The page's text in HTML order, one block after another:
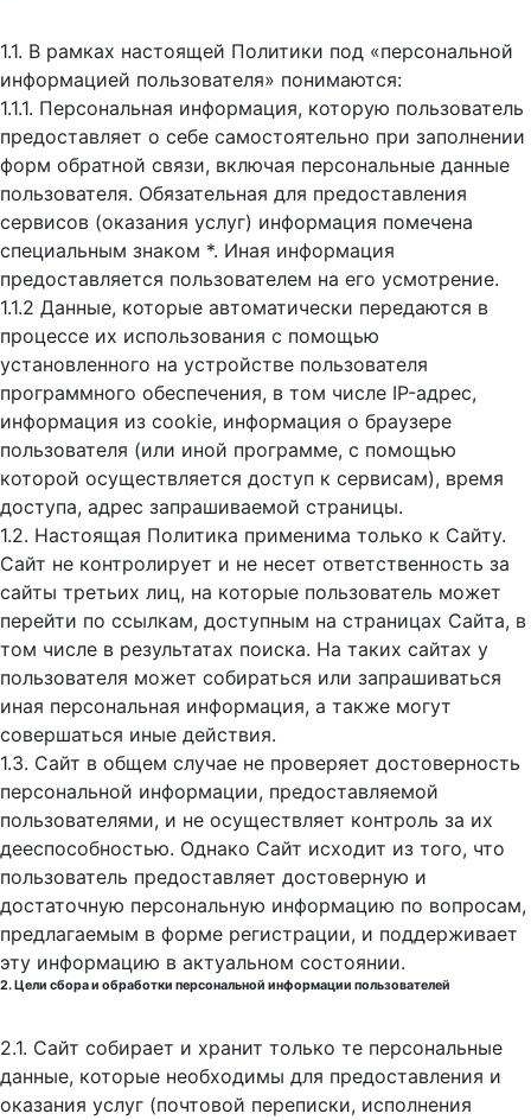
1.1. В рамках настоящей Политики под «персональной
информацией пользователя» понимаются:
1.1.1. Персональная информация, которую пользователь
предоставляет о себе самостоятельно при заполнении
форм обратной связи, включая персональные данные
пользователя. Обязательная для предоставления
сервисов (оказания услуг) информация помечена
специальным знаком *. Иная информация
предоставляется пользователем на его усмотрение.
1.1.2 Данные, которые автоматически передаются в
процессе их использования с помощью
установленного на устройстве пользователя
программного обеспечения, в том числе IP-адрес,
информация из cookie, информация о браузере
пользователя (или иной программе, с помощью
которой осуществляется доступ к cервисам), время
доступа, адрес запрашиваемой страницы.
1.2. Настоящая Политика применима только к Сайту.
Сайт не контролирует и не несет ответственность за
сайты третьих лиц, на которые пользователь может
перейти по ссылкам, доступным на страницах Сайта, в
том числе в результатах поиска. На таких сайтах у
пользователя может собираться или запрашиваться
иная персональная информация, а также могут
совершаться иные действия.
1.3. Сайт в общем случае не проверяет достоверность
персональной информации, предоставляемой
пользователями, и не осуществляет контроль за их
дееспособностью. Однако Сайт исходит из того, что
пользователь предоставляет достоверную и
достаточную персональную информацию по вопросам,
предлагаемым в форме регистрации, и поддерживает
эту информацию в актуальном состоянии.
2. Цели сбора и обработки персональной информации пользователей
2.1. Сайт собирает и хранит только те персональные
данные, которые необходимы для предоставления и
оказания услуг (почтовой переписки, исполнения